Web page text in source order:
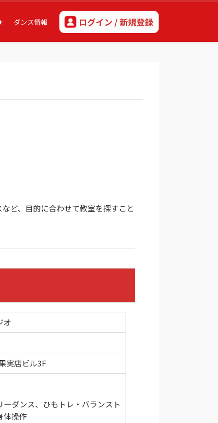
ダンス情報
ど、目的に合わせて教室を探すこと
オ
実店ビル3F
ダンス、ひもトレ・バランスト
体操作